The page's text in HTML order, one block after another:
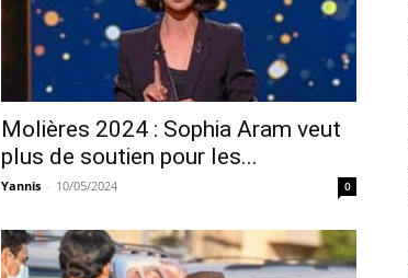
Molières 2024 : Sophia Aram veut
plus de soutien pour les...
Yannis - 10/05/2024 0